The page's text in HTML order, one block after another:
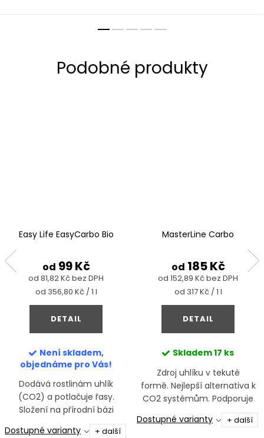
Easy Life EasyCarbo Bio
od 81,82 Kč bez DPH
od 99 Kč
Měrná
cena:
od 356,80 Kč / 1 l
DETAIL
Není skladem,
objednáme pro Vás!
Dodává rostlinám uhlík
(CO2) a potlačuje řasy.
Složení na přírodní bázi
Dostupné varianty
+ další
MasterLine Carbo
od 152,89 Kč bez DPH
od 185 Kč
Měrná
cena:
od 317 Kč / 1 l
DETAIL
Skladem17 ks
Zdroj uhlíku v tekuté
formě. Nejlepší alternativa k
CO2 systémům. Podporuje
zdravý růst rostlin a
podstatný úbytek řas.
Dostupné varianty + další